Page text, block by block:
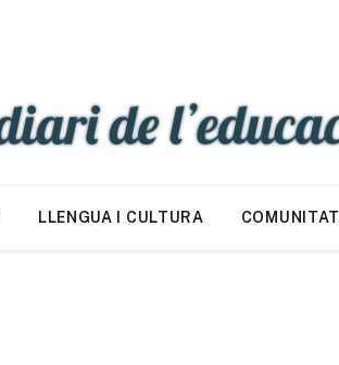
LLENGUA I CULTURA COMUNITAT